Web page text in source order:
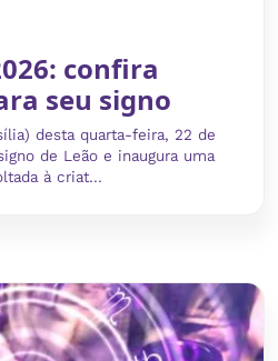
confira
seu signo
desta quarta-feira, 22 de
de Leão e inaugura uma
à criat...